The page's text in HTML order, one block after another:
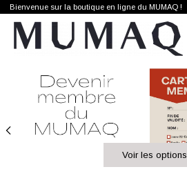
Bienvenue sur la boutique en ligne du MUMAQ !
Voir les options